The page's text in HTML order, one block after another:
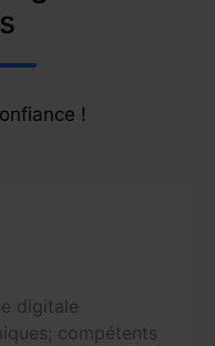
!
digitale
compétents